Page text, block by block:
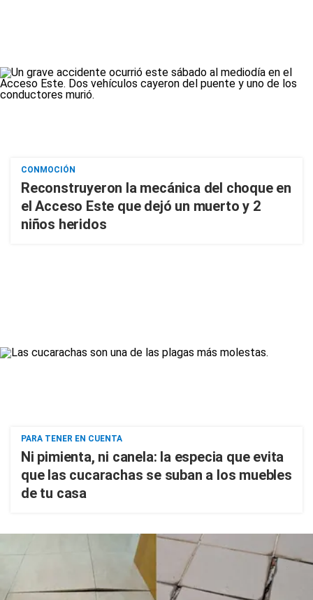
CONMOCIÓN
Reconstruyeron la mecánica del choque en
el Acceso Este que dejó un muerto y 2
niños heridos
PARA TENER EN CUENTA
Ni pimienta, ni canela: la especia que evita
que las cucarachas se suban a los muebles
de tu casa